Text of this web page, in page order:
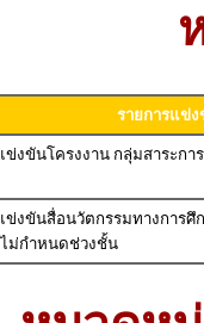
รายการแข่
ข่งขันโครงงาน กลุ่มสาระกา
ข่งขันสื่อนวัตกรรมทางการศึ
ม่กำหนดช่วงชั้น